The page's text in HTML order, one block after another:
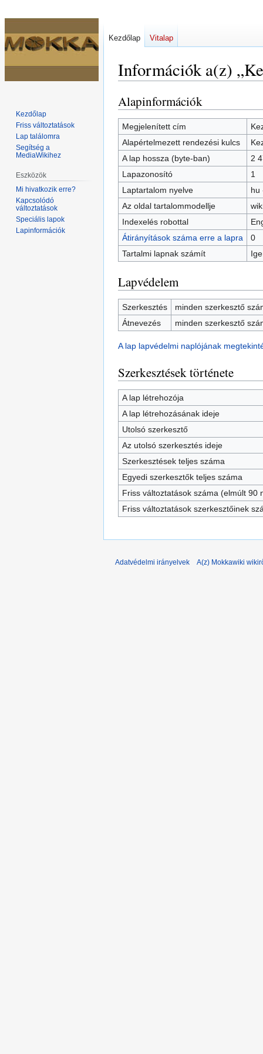
Információk a(z)
Ugrás
a
navigációhoz
Ugrás
a
kereséshez
Alapinformációk
Megjelenített cím
Alapértelmezett rendezési kulcs
A lap hossza (byte-ban)
2
Lapazonosító
1
Laptartalom nyelve
hu
Az oldal tartalommodellje
Indexelés robottal
Átirányítások száma erre a lapra
0
Tartalmi lapnak számít
Lapvédelem
Szerkesztés
minden szerkesztő
Átnevezés
minden szerkesztő
A lap lapvédelmi naplójának
Szerkesztések története
A lap létrehozója
A lap létrehozásának ideje
Utolsó szerkesztő
Az utolsó szerkesztés ideje
Szerkesztések teljes száma
Egyedi szerkesztők teljes száma
Friss változtatások száma (elmúlt 90
Friss változtatások szerkesztőinek
Kezdőlap Vitalap
Kezdőlap
Friss változtatások
Lap találomra
Segítség a
MediaWikihez
Eszközök
Mi hivatkozik erre?
Kapcsolódó
változtatások
Speciális lapok
Lapinformációk
Adatvédelmi irányelvek A(z) Mokkawiki